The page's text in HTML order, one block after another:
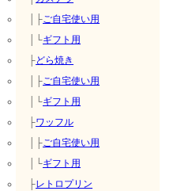
│├ご自宅使い用
│└ギフト用
├どら焼き
│├ご自宅使い用
│└ギフト用
├ワッフル
│├ご自宅使い用
│└ギフト用
├レトロプリン